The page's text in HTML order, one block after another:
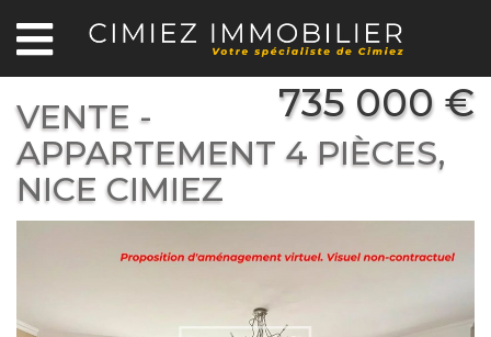
735 000 €
VENTE -
APPARTEMENT 4 PIÈCES,
NICE CIMIEZ